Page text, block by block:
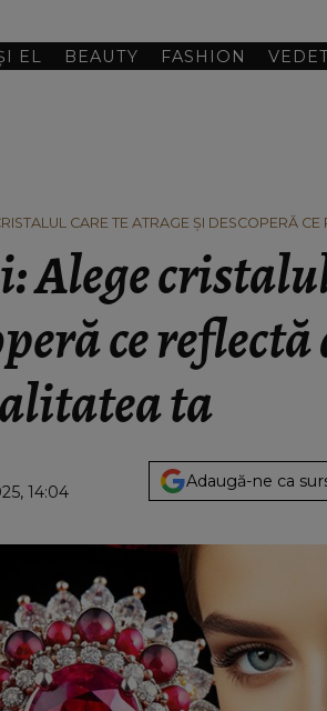
EL BEAUTY FASHION
CARE TE ATRAGE ȘI DESCOPERĂ
Alege
ce
ta
14:04
Adaugă-ne ca